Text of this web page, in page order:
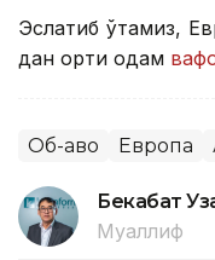
Эслатиб ўтамиз,
дан ортиқ одам
Об-ҳаво Европа
Бекабат
Муаллиф